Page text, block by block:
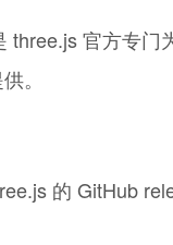
three.js 官方专
。
的 GitHub